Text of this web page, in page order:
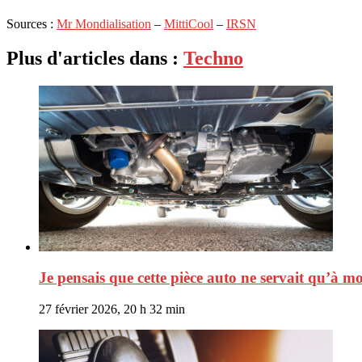
Sources : Mr Mondialisation – MittiCool – IRSN
Plus d'articles dans : Techno
Je pensais que cette pièce auto ne servait qu’à
27 février 2026, 20 h 32 min